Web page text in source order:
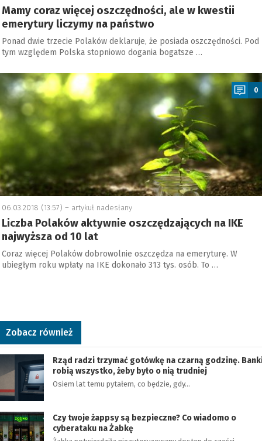
Mamy coraz więcej oszczędności, ale w kwestii
emerytury liczymy na państwo
Ponad dwie trzecie Polaków deklaruje, że posiada oszczędności. Pod
tym względem Polska stopniowo dogania bogatsze …
0
06.03.2018 (13:57) – artykuł nadesłany
Liczba Polaków aktywnie oszczędzających na IKE
najwyższa od 10 lat
Coraz więcej Polaków dobrowolnie oszczędza na emeryturę. W
ubiegłym roku wpłaty na IKE dokonało 313 tys. osób. To …
Zobacz również
Rząd radzi trzymać gotówkę na czarną godzinę.
robią wszystko, żeby było o nią trudniej
Osiem lat temu pytałem, co będzie, gdy…
Czy twoje żappsy są bezpieczne? Co wiadomo o
cyberataku na Żabkę